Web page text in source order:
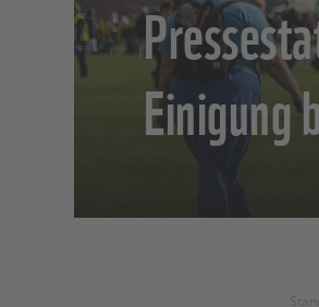
Einigung